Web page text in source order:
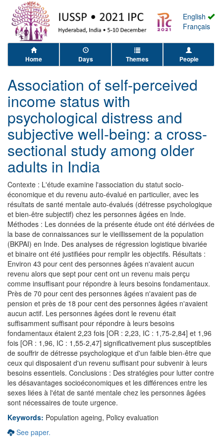
English
Français
Home Days Themes People
Association of self-perceived
income status with
psychological distress and
subjective well-being: a cross-
sectional study among older
adults in India
Contexte : L'étude examine l'association du statut socio-
économique et du revenu auto-évalué en particulier, avec les
résultats de santé mentale auto-évalués (détresse psychologique
et bien-être subjectif) chez les personnes âgées en Inde.
Méthodes : Les données de la présente étude ont été dérivées de
la base de connaissances sur le vieillissement de la population
(BKPAI) en Inde. Des analyses de régression logistique bivariée
et binaire ont été justifiées pour remplir les objectifs. Résultats :
Environ 43 pour cent des personnes âgées n'avaient aucun
revenu alors que sept pour cent ont un revenu mais perçu
comme insuffisant pour répondre à leurs besoins fondamentaux.
Près de 70 pour cent des personnes âgées n'avaient pas de
pension et près de 18 pour cent des personnes âgées n'avaient
aucun actif. Les personnes âgées dont le revenu était
suffisamment suffisant pour répondre à leurs besoins
fondamentaux étaient 2,23 fois [OR : 2,23, IC : 1,75-2,84] et 1,96
fois [OR : 1,96, IC : 1,55-2,47] significativement plus susceptibles
de souffrir de détresse psychologique et d'un faible bien-être que
ceux qui disposaient d'un revenu suffisant pour subvenir à leurs
besoins essentiels. Conclusions : Des stratégies pour lutter contre
les désavantages socioéconomiques et les différences entre les
sexes liées à l'état de santé mentale chez les personnes âgées
sont nécessaires de toute urgence.
Keywords: Population ageing, Policy evaluation
See paper.